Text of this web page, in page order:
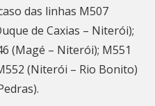
das linhas M507
de Caxias – Niterói);
(Magé – Niterói); M551
(Niterói – Rio Bonito)